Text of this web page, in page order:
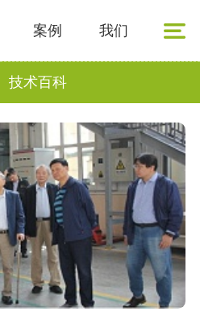
案例 我们
技术百科